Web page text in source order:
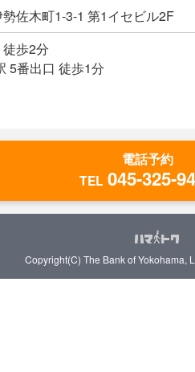
佐木町1-3-1 第1イセビル2F
歩2分
5番出口 徒歩1分
電話予約
TEL 045-325-
Copyright(C) The Bank of Yokohama,